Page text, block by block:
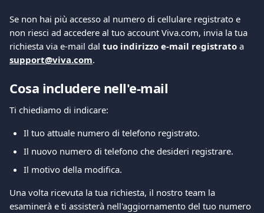
Se non hai più accesso al numero di cellulare registrato e
non riesci ad accedere al tuo account Viva.com, invia la tua
richiesta via e-mail dal tuo indirizzo e-mail registrato a
support@viva.com.
Cosa includere nell'e-mail
Ti chiediamo di indicare:
Il tuo attuale numero di telefono registrato.
Il nuovo numero di telefono che desideri registrare.
Il motivo della modifica.
Una volta ricevuta la tua richiesta, il nostro team la
esaminerà e ti assisterà nell'aggiornamento del tuo numero